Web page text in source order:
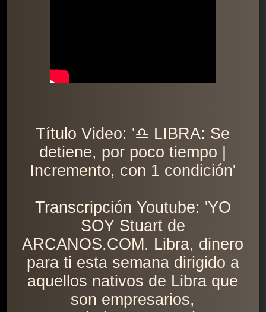
Título Video: '♎ LIBRA: Se
detiene, por poco tiempo |
Incremento, con 1 condición'
Transcripción Youtube: 'YO
SOY Stuart de
ARCANOS.COM. Libra, dinero
para ti esta semana dirigido a
aquellos nativos de Libra que
son empresarios,